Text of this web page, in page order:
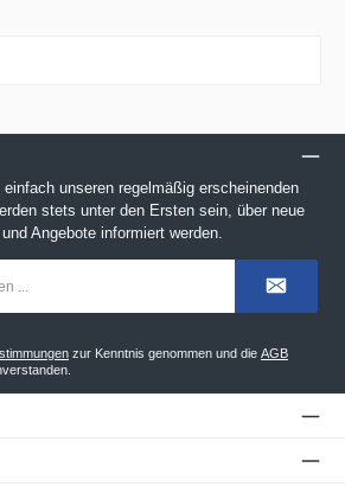
unseren regelmäßig erscheinenden
stets unter den Ersten sein, über neue
Angebote informiert werden.
zur Kenntnis genommen und die AGB